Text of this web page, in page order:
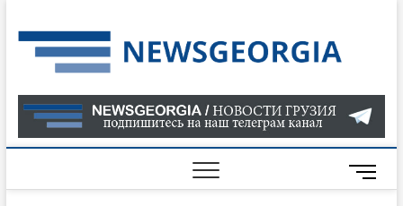
to
content
О
В
ГРУЗИИ
M
e